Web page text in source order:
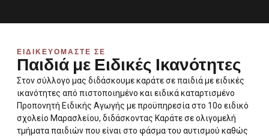
ΕΙΔΙΚΕΥΟΜΑΣΤΕ ΣΕ
Παιδιά με Ειδικές Ικανότητες
Στον σύλλογο μας διδάσκουμε καράτε σε παιδιά με ειδικές
ικανότητες από πιστοποιημένο και ειδικά καταρτισμένο
Προπονητή Ειδικής Αγωγής με προϋπηρεσία στο 10ο ειδικό
σχολείο Μαρασλείου, διδάσκοντας Καράτε σε ολιγομελή
τμήματα παιδιών που είναι στο φάσμα του αυτισμού καθώς